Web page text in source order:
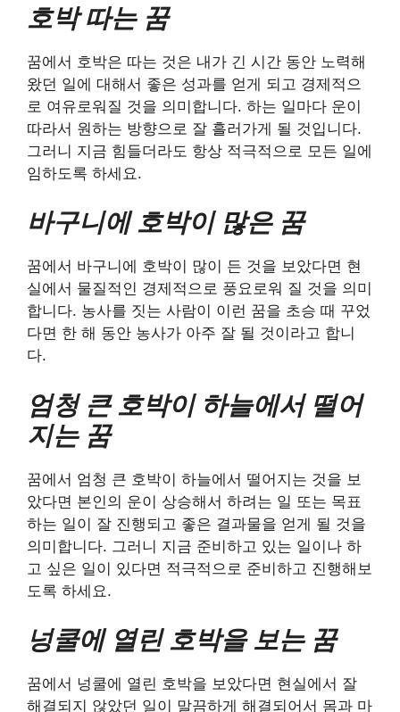
호박 따는 꿈
꿈에서 호박은 따는 것은 내가 긴 시간 동안 노력해
왔던 일에 대해서 좋은 성과를 얻게 되고 경제적으
로 여유로워질 것을 의미합니다. 하는 일마다 운이
따라서 원하는 방향으로 잘 흘러가게 될 것입니다.
그러니 지금 힘들더라도 항상 적극적으로 모든 일에
임하도록 하세요.
바구니에 호박이 많은 꿈
꿈에서 바구니에 호박이 많이 든 것을 보았다면 현
실에서 물질적인 경제적으로 풍요로워 질 것을 의미
합니다. 농사를 짓는 사람이 이런 꿈을 초승 때 꾸었
다면 한 해 동안 농사가 아주 잘 될 것이라고 합니
다.
엄청 큰 호박이 하늘에서 떨어
지는 꿈
꿈에서 엄청 큰 호박이 하늘에서 떨어지는 것을 보
았다면 본인의 운이 상승해서 하려는 일 또는 목표
하는 일이 잘 진행되고 좋은 결과물을 얻게 될 것을
의미합니다. 그러니 지금 준비하고 있는 일이나 하
고 싶은 일이 있다면 적극적으로 준비하고 진행해보
도록 하세요.
넝쿨에 열린 호박을 보는 꿈
꿈에서 넝쿨에 열린 호박을 보았다면 현실에서 잘
해결되지 않았던 일이 말끔하게 해결되어서 몸과 마